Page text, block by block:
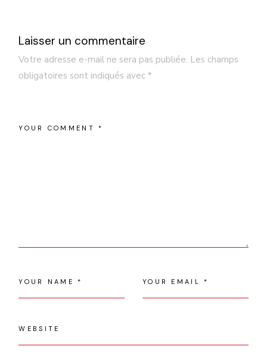
Laisser un commentaire
Votre adresse e-mail ne sera pas publiée. Les champs
obligatoires sont indiqués avec*